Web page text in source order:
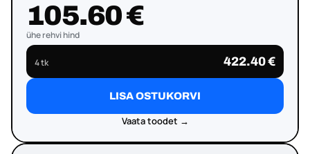
105.60 €
ühe rehvi hind
4 tk 422.40 €
LISA OSTUKORVI
Vaata toodet →